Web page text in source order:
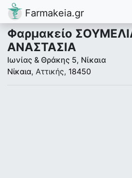
Farmakeia.gr
Φαρμακείο
ΑΝΑΣΤΑΣΙΑ
Ιωνίας & Θράκης 5, Νίκαια
Νίκαια, Αττικής, 18450